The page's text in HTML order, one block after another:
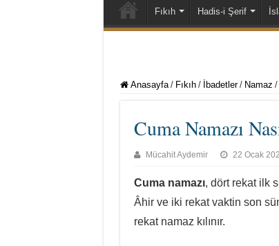
Fıkıh Hadis-i Şerif
Anasayfa / Fıkıh / İbadetler / Namaz /
Cuma Namazı
Mücahit Aydemir 22 Ocak
Cuma namazı, dört rekat ilk
Âhir ve iki rekat vaktin son
rekat namaz kılınır.